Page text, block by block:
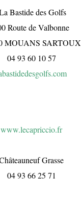
Bastide des Golfs
Route de Valbonne
MOUANS SARTOUX
04 93 60 10 57
www.lecapriccio.fr
Grasse
04 93 66 25 71